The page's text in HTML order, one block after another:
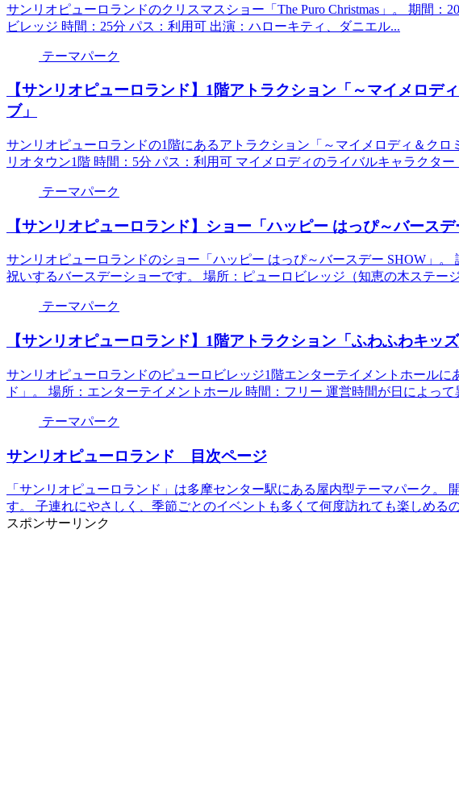
サンリオピューロランドのクリスマスショー「The Puro Christmas」。 期間：
ビレッジ 時間：25分 パス：利用可 出演：ハローキティ、ダニエル...
テーマパーク
【サンリオピューロランド】1階アトラクション「～マイメロデ
ブ」
サンリオピューロランドの1階にあるアトラクション「～マイメロディ＆ク
リオタウン1階 時間：5分 パス：利用可 マイメロディのライバルキャラクター
テーマパーク
【サンリオピューロランド】ショー「ハッピー はっぴ～バースデ
サンリオピューロランドのショー「ハッピー はっぴ～バースデー SHOW」
祝いするバースデーショーです。 場所：ピューロビレッジ（知恵の木ステー
テーマパーク
【サンリオピューロランド】1階アトラクション「ふわふわキッズ
サンリオピューロランドのピューロビレッジ1階エンターテイメントホール
ド」。 場所：エンターテイメントホール 時間：フリー 運営時間が日によっ
テーマパーク
サンリオピューロランド 目次ページ
「サンリオピューロランド」は多摩センター駅にある屋内型テーマパーク。
す。 子連れにやさしく、季節ごとのイベントも多くて何度訪れても楽しめる
スポンサーリンク